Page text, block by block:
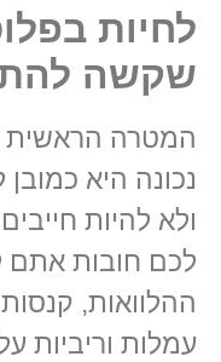
לחיות
שקשה
המטרה הראשית
נכונה היא
ולא להיות
לכם חובות אתם
ההלוואות,
עמלות וריביות